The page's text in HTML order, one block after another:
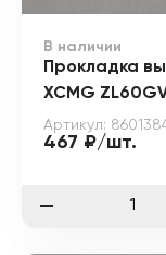
В наличии
Прокладка
XCMG
Артикул:
467 ₽/шт.